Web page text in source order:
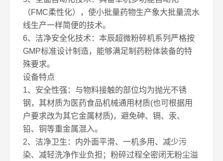
（FMC柔性化），使小批量药物生产象大批量流水
线生产一样简便的技术。
6、洁净安全化技术：本辰超微粉碎机系列严格按
GMP标准设计制造，能够满足制药粉体装备的特
殊要求。
设备特点
1、安全性强：与物料接触的部位均为抛光不锈
钢，其材质为医药食品机械通用材质(也可根据用
户要求改为其它金属材质)，避免砷、镉、汞、
铅、铜等重金属混入。
2、洁净卫生：内外面平滑、一机多用、减少污
染、减轻洗净作业负担；粉碎过程全密闭无粉尘溢